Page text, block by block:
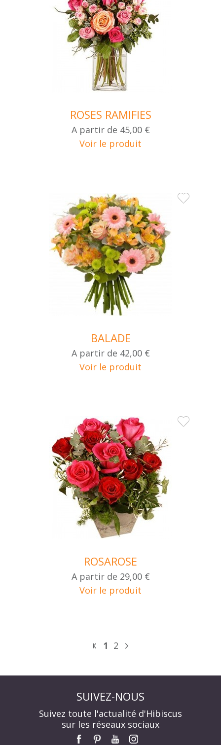
ROSES RAMIFIES
A partir de 45,00 €
Voir le produit
BALADE
A partir de 42,00 €
Voir le produit
ROSAROSE
A partir de 29,00 €
Voir le produit
1 2
SUIVEZ-NOUS
Suivez toute l'actualité d'Hibiscus
sur les réseaux sociaux